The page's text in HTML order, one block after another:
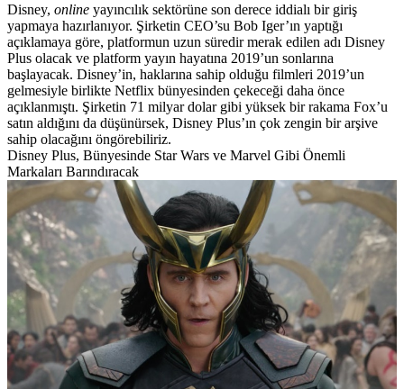
Disney, online yayıncılık sektörüne son derece iddialı bir giriş
yapmaya hazırlanıyor. Şirketin CEO’su Bob Iger’ın yaptığı
açıklamaya göre, platformun uzun süredir merak edilen adı Disney
Plus olacak ve platform yayın hayatına 2019’un sonlarına
başlayacak. Disney’in, haklarına sahip olduğu filmleri 2019’un
gelmesiyle birlikte Netflix bünyesinden çekeceği daha önce
açıklanmıştı. Şirketin 71 milyar dolar gibi yüksek bir rakama Fox’u
satın aldığını da düşünürsek, Disney Plus’ın çok zengin bir arşive
sahip olacağını öngörebiliriz.
Disney Plus, Bünyesinde Star Wars ve Marvel Gibi Önemli
Markaları Barındıracak